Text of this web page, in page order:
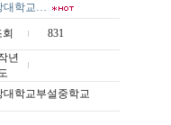
대학교…
831
년
학교부설중학교